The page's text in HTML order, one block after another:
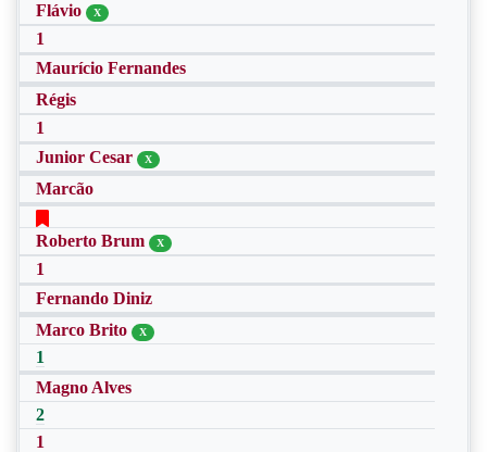
Flávio
X
1
Maurício Fernandes
Régis
1
Junior Cesar
X
Marcão
Roberto Brum X
1
Fernando Diniz
Marco Brito
X
1
Magno Alves
2
1